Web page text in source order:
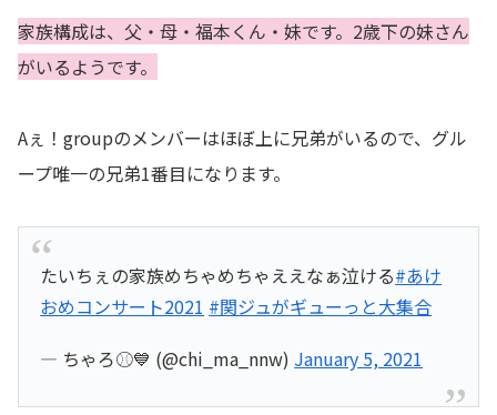
家族構成は、父・母・福本くん・妹です。2歳下の妹さん
がいるようです。
Aぇ！groupのメンバーはほぼ上に兄弟がいるので、グル
ープ唯一の兄弟1番目になります。
たいちぇの家族めちゃめちゃええなぁ泣ける#あけ
おめコンサート2021 #関ジュがギューっと大集合
— ちゃろ⚾💙 (@chi_ma_nnw) January 5, 2021